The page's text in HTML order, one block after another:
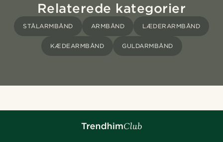
Relaterede kategorier
STÅLARMBÅND ARMBÅND LÆDERARMBÅND
KÆDEARMBÅND GULDARMBÅND